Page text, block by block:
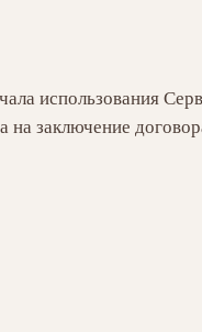
использования
заключение